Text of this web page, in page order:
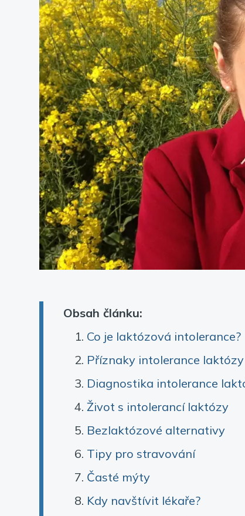
Obsah článku:
Co je laktózová intolerance?
Příznaky intolerance laktózy
Diagnostika intolerance
Život s intolerancí laktózy
Bezlaktózové alternativy
Tipy pro stravování
Časté mýty
Kdy navštívit lékaře?